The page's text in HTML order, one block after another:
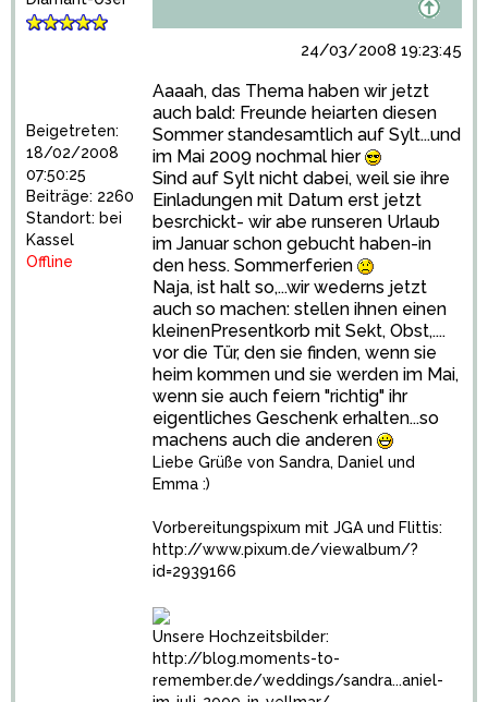
Beigetreten:
18/02/2008
07:50:25
Beiträge: 2260
Standort: bei
Kassel
Offline
24/03/2008 19:23:45
Aaaah, das Thema haben wir jetzt
auch bald: Freunde heiarten diesen
Sommer standesamtlich auf Sylt...und
im Mai 2009 nochmal hier
Sind auf Sylt nicht dabei, weil sie ihre
Einladungen mit Datum erst jetzt
besrchickt- wir abe runseren Urlaub
im Januar schon gebucht haben-in
den hess. Sommerferien
Naja, ist halt so,...wir wederns jetzt
auch so machen: stellen ihnen einen
kleinenPresentkorb mit Sekt, Obst,....
vor die Tür, den sie finden, wenn sie
heim kommen und sie werden im Mai,
wenn sie auch feiern "richtig" ihr
eigentliches Geschenk erhalten...so
machens auch die anderen
Liebe Grüße von Sandra, Daniel und
Emma :)
Vorbereitungspixum mit JGA und Flittis:
http://www.pixum.de/viewalbum/?
id=2939166
Unsere Hochzeitsbilder:
http://blog.moments-to-
remember.de/weddings/sandra...aniel-